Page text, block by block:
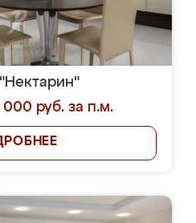
000 руб. за п.м.